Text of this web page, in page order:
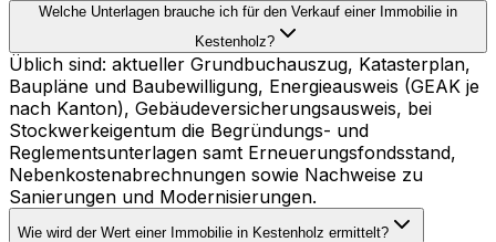
Welche Unterlagen brauche ich für den Verkauf einer Immobilie in
Kestenholz?
Üblich sind: aktueller Grundbuchauszug, Katasterplan,
Baupläne und Baubewilligung, Energieausweis (GEAK je
nach Kanton), Gebäudeversicherungsausweis, bei
Stockwerkeigentum die Begründungs- und
Reglementsunterlagen samt Erneuerungsfondsstand,
Nebenkostenabrechnungen sowie Nachweise zu
Sanierungen und Modernisierungen.
Wie wird der Wert einer Immobilie in Kestenholz ermittelt?